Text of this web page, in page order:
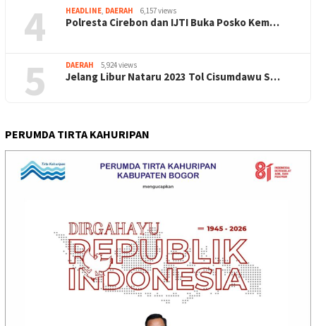
4 HEADLINE, DAERAH 6,157 views
Polresta Cirebon dan IJTI Buka Posko Kem…
5 DAERAH 5,924 views
Jelang Libur Nataru 2023 Tol Cisumdawu S…
PERUMDA TIRTA KAHURIPAN